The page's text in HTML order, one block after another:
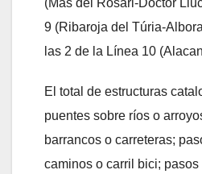
9 (Ribaroja del Túria-
las 2 de la Línea 10
El total de estructuras
puentes sobre ríos o
barrancos o carreteras;
caminos o carril bici;